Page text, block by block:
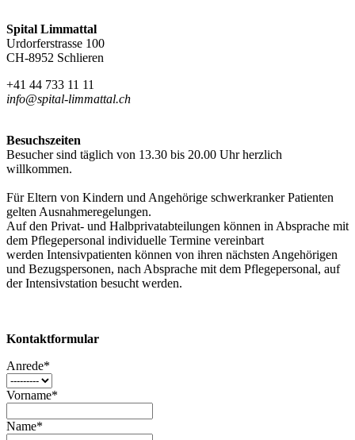
Spital Limmattal
Urdorferstrasse 100
CH-8952 Schlieren
+41 44 733 11 11
info@spital-limmattal.ch
Besuchszeiten
Besucher sind täglich von 13.30 bis 20.00 Uhr herzlich
willkommen.
Für Eltern von Kindern und Angehörige schwerkranker Patienten
gelten Ausnahmeregelungen.
Auf den Privat- und Halbprivatabteilungen können in Absprache mit
dem Pflegepersonal individuelle Termine vereinbart
werden Intensivpatienten können von ihren nächsten Angehörigen
und Bezugspersonen, nach Absprache mit dem Pflegepersonal, auf
der Intensivstation besucht werden.
Kontaktformular
Anrede*
Vorname*
Name*